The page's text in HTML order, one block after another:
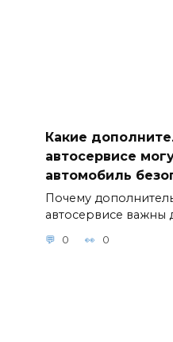
Какие
автосервисе
автомобиль
Почему
автосервисе важны
0 0